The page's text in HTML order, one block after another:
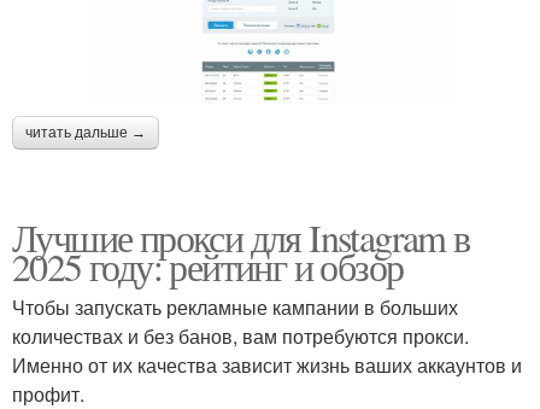
читать дальше →
Лучшие прокси для Instagram в
2025 году: рейтинг и обзор
Чтобы запускать рекламные кампании в больших
количествах и без банов, вам потребуются прокси.
Именно от их качества зависит жизнь ваших аккаунтов и
профит.